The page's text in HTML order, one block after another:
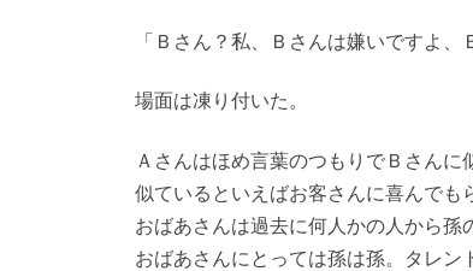
「Ｂさん？私、Ｂさんは嫌いですよ
場面は凍り付いた。
Ａさんはほめ言葉のつもりでＢさん
似ているといえばお客さんに喜んでも
おばあさんは過去に何人かの人から孫
おばあさんにとっては孫は孫。タレ